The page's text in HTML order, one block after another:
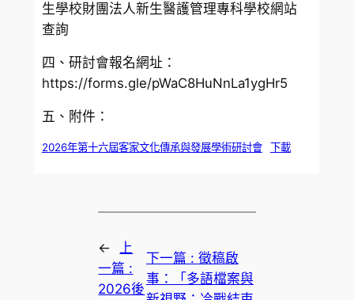
生學校財團法人新生醫護管理專科學校網站
查詢
四、研討會報名網址：
https://forms.gle/pWaC8HuNnLa1ygHr5
五、附件：
2026年第十六屆客家文化傳承與發展學術研討會 下載
←
上
一篇 :
2026後
下一篇 : 徵稿啟
事：「多語檔案與